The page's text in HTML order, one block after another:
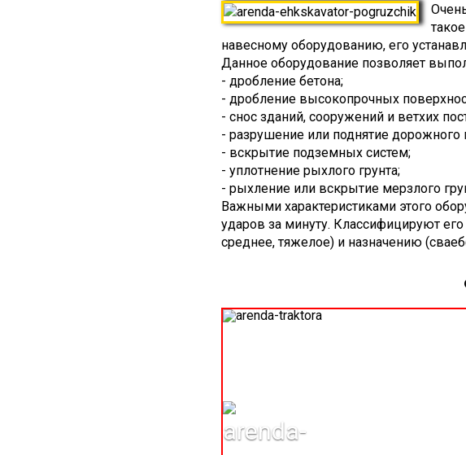
навесному оборудованию, его
Данное оборудование позволяет
- дробление бетона;
- дробление высокопрочных
- снос зданий, сооружений и ветхих
- разрушение или поднятие дорожного
- вскрытие подземных систем;
- уплотнение рыхлого грунта;
- рыхление или вскрытие мерзлого
Важными характеристиками этого
ударов за минуту. Классифицируют
среднее, тяжелое) и назначению